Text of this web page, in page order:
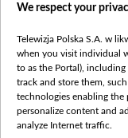
We respect your
Telewizja Polska S.A. w
when you visit individual
to as the Portal),
track and store them,
technologies enabling the
personalize content and
analyze Internet traffic.